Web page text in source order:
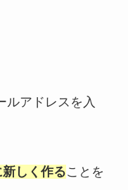
ルアドレスを入
しく作ることを